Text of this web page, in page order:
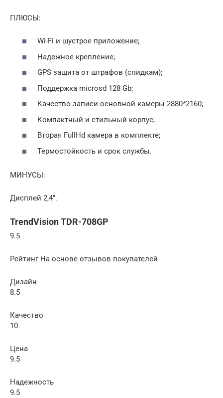
ПЛЮСЫ:
Wi-Fi и шустрое приложение;
Надежное крепление;
GPS защита от штрафов (спидкам);
Поддержка microsd 128 Gb;
Качество записи основной камеры 2880*2160;
Компактный и стильный корпус;
Вторая FullHd камера в комплекте;
Термостойкость и срок службы.
МИНУСЫ:
Дисплей 2,4’’.
TrendVision TDR-708GP
9.5
Рейтинг На основе отзывов покупателей
Дизайн
8.5
Качество
10
Цена
9.5
Надежность
9.5